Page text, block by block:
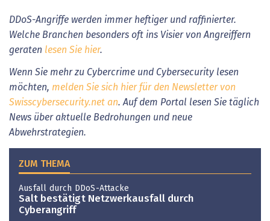
DDoS-Angriffe werden immer heftiger und raffinierter.
Welche Branchen besonders oft ins Visier von Angreiffern
geraten lesen Sie hier.
Wenn Sie mehr zu Cybercrime und Cybersecurity lesen
möchten, melden Sie sich hier für den Newsletter von
Swisscybersecurity.net an. Auf dem Portal lesen Sie täglich
News über aktuelle Bedrohungen und neue
Abwehrstrategien.
ZUM THEMA
Ausfall durch DDoS-Attacke
Salt bestätigt Netzwerkausfall durch
Cyberangriff